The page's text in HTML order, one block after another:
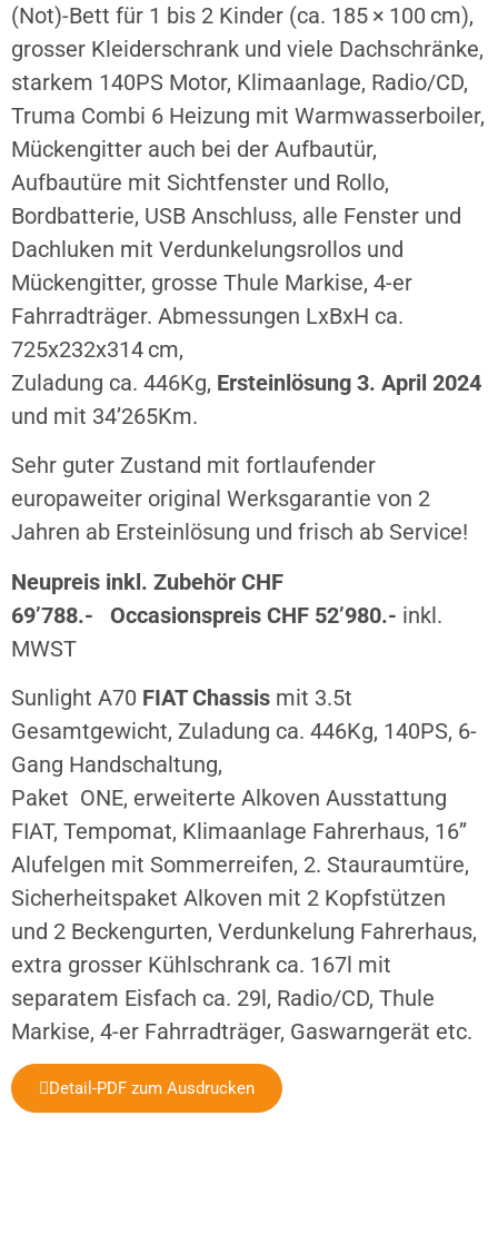
(Not)-Bett für 1 bis 2 Kinder (ca. 185 × 100 cm),
grosser Kleiderschrank und viele Dachschränke,
starkem 140PS Motor, Klimaanlage, Radio/CD,
Truma Combi 6 Heizung mit Warmwasserboiler,
Mückengitter auch bei der Aufbautür,
Aufbautüre mit Sichtfenster und Rollo,
Bordbatterie, USB Anschluss, alle Fenster und
Dachluken mit Verdunkelungsrollos und
Mückengitter, grosse Thule Markise, 4-er
Fahrradträger. Abmessungen LxBxH ca.
725x232x314 cm,
Zuladung ca. 446Kg, Ersteinlösung 3. April 2024
und mit 34’265Km.
Sehr guter Zustand mit fortlaufender
europaweiter original Werksgarantie von 2
Jahren ab Ersteinlösung und frisch ab Service!
Neupreis inkl. Zubehör CHF
69’788.- Occasionspreis CHF 52’980.- inkl.
MWST
Sunlight A70 FIAT Chassis mit 3.5t
Gesamtgewicht, Zuladung ca. 446Kg, 140PS, 6-
Gang Handschaltung,
Paket ONE, erweiterte Alkoven Ausstattung
FIAT, Tempomat, Klimaanlage Fahrerhaus, 16’’
Alufelgen mit Sommerreifen, 2. Stauraumtüre,
Sicherheitspaket Alkoven mit 2 Kopfstützen
und 2 Beckengurten, Verdunkelung Fahrerhaus,
extra grosser Kühlschrank ca. 167l mit
separatem Eisfach ca. 29l, Radio/CD, Thule
Markise, 4-er Fahrradträger, Gaswarngerät etc.
Detail-PDF zum Ausdrucken